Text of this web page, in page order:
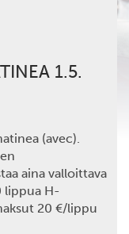
1.5.
(avec).
aina valloittava
lippua H-
20 €/lippu